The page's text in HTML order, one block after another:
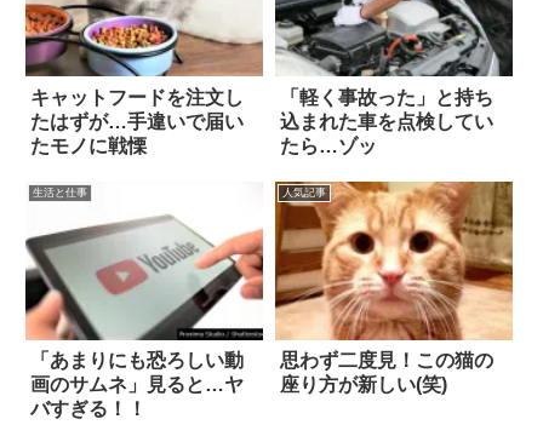
キャットフードを注文し
たはずが…手違いで届い
たモノに戦慄
「軽く事故った」と持ち
込まれた車を点検してい
たら…ゾッ
生活と仕事
「あまりにも恐ろしい動
画のサムネ」見ると…ヤ
バすぎる！！
人気記事
思わず二度見！この猫の
座り方が新しい(笑)